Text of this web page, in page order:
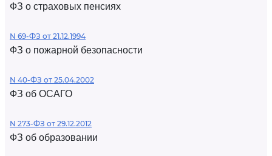
ФЗ о страховых пенсиях
N 69-ФЗ от 21.12.1994
ФЗ о пожарной безопасности
N 40-ФЗ от 25.04.2002
ФЗ об ОСАГО
N 273-ФЗ от 29.12.2012
ФЗ об образовании